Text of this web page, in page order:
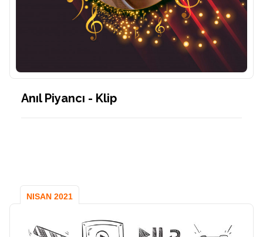
Anıl Piyancı - Klip
NISAN 2021